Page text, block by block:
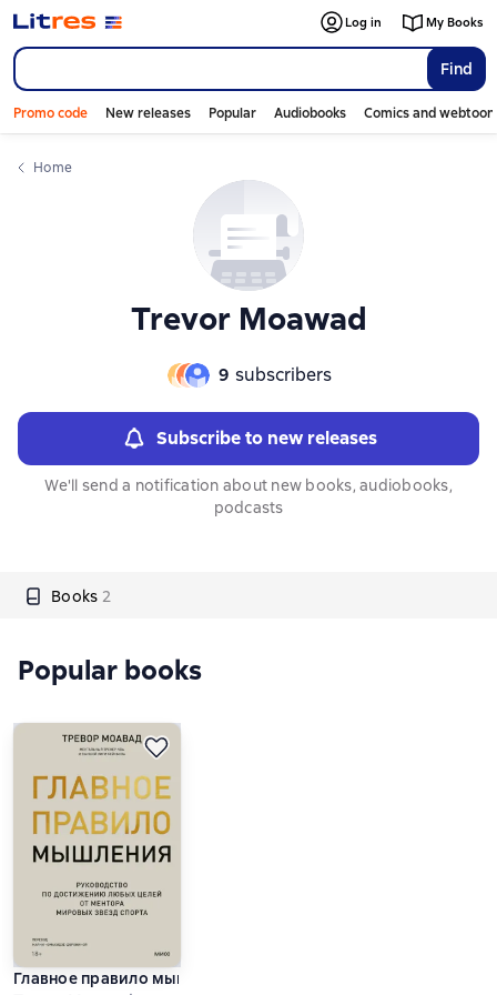
Find
Log in My Books
Promo code New releases Popular Audiobooks Comics and
Home
Trevor Moawad
9 subscribers
Subscribe to new releases
We'll send a notification about new books, audiobooks,
podcasts
Books 2
Слайдер с книгами
Popular books
Главное правило мышления. Руководство по достижению
Слайдер с книгами